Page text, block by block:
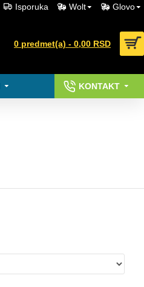
Isporuka Wolt Glovo
0 predmet(a) - 0,00 RSD
KONTAKT